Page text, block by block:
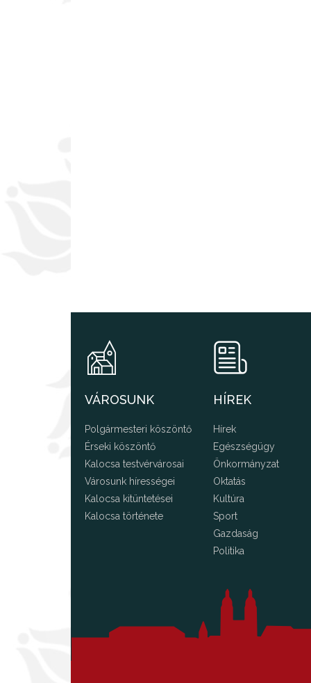
VÁROSUNK
Polgármesteri köszöntő
Érseki köszöntő
Kalocsa testvérvárosai
Városunk hírességei
Kalocsa kitüntetései
Kalocsa története
HÍREK
Hírek
Egészségügy
Önkormányzat
Oktatás
Kultúra
Sport
Gazdaság
Politika